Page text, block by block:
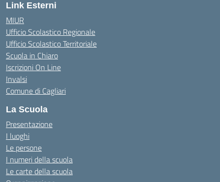
Link Esterni
MIUR
Ufficio Scolastico Regionale
Ufficio Scolastico Territoriale
Scuola in Chiaro
Iscrizioni On Line
Invalsi
Comune di Cagliari
La Scuola
Presentazione
I luoghi
Le persone
I numeri della scuola
Le carte della scuola